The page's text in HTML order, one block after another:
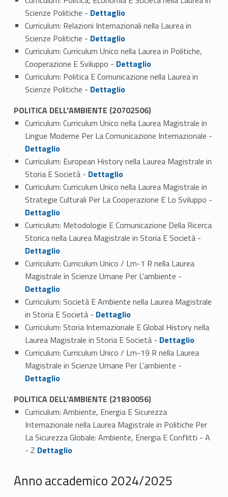
Scienze Politiche - Link identifier #identifier_person_15306-2
Dettaglio
Curriculum: Relazioni Internazionali nella Laurea in
Scienze Politiche - Link identifier #identifier_person_61503-3
Dettaglio
Curriculum: Curriculum Unico nella Laurea in Politiche,
Cooperazione E Sviluppo - Link identifier #identifier_person_42372-4
Dettaglio
Curriculum: Politica E Comunicazione nella Laurea in
Scienze Politiche - Link identifier #identifier_person_10273-5
Dettaglio
POLITICA DELL'AMBIENTE (20702506)
Curriculum: Curriculum Unico nella Laurea Magistrale in
Lingue Moderne Per La Comunicazione Internazionale -
Dettaglio
Curriculum: European History nella Laurea Magistrale in
Storia E Società - Link identifier #identifier_person_34371-2
Dettaglio
Curriculum: Curriculum Unico nella Laurea Magistrale in
Strategie Culturali Per La Cooperazione E Lo Sviluppo -
Dettaglio
Curriculum: Metodologie E Comunicazione Della Ricerca
Storica nella Laurea Magistrale in Storia E Società -
Dettaglio
Curriculum: Curriculum Unico / Lm-1 R nella Laurea
Magistrale in Scienze Umane Per L'ambiente -
Dettaglio
Curriculum: Società E Ambiente nella Laurea Magistrale
in Storia E Società - Link identifier #identifier_person_161615-6
Dettaglio
Curriculum: Storia Internazionale E Global History nella
Laurea Magistrale in Storia E Società - Link identifier #identifier_person_179225-7
Dettaglio
Curriculum: Curriculum Unico / Lm-19 R nella Laurea
Magistrale in Scienze Umane Per L'ambiente -
Dettaglio
POLITICA DELL'AMBIENTE (21830056)
Curriculum: Ambiente, Energia E Sicurezza
Internazionale nella Laurea Magistrale in Politiche Per
La Sicurezza Globale: Ambiente, Energia E Conflitti - A
- Z Link identifier #identifier_person_866-1
Dettaglio
Anno accademico 2024/2025